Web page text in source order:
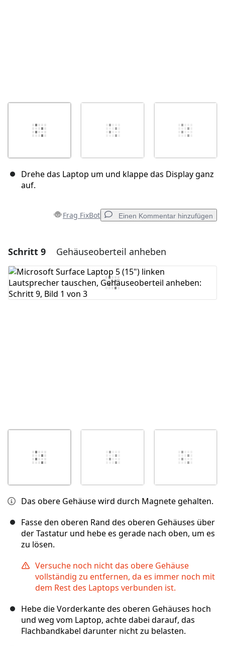
Drehe das Laptop um und klappe das Display ganz
auf.
Frag FixBot Einen Kommentar hinzufügen
Einen Kommentar hinzufügen
Kommentar hinzufügen
Schritt 9 Gehäuseoberteil anheben
Das obere Gehäuse wird durch Magnete gehalten.
Fasse den oberen Rand des oberen Gehäuses über
der Tastatur und hebe es gerade nach oben, um es
zu lösen.
Versuche noch nicht das obere Gehäuse
vollständig zu entfernen, da es immer noch mit
dem Rest des Laptops verbunden ist.
Hebe die Vorderkante des oberen Gehäuses hoch
und weg vom Laptop, achte dabei darauf, das
Flachbandkabel darunter nicht zu belasten.